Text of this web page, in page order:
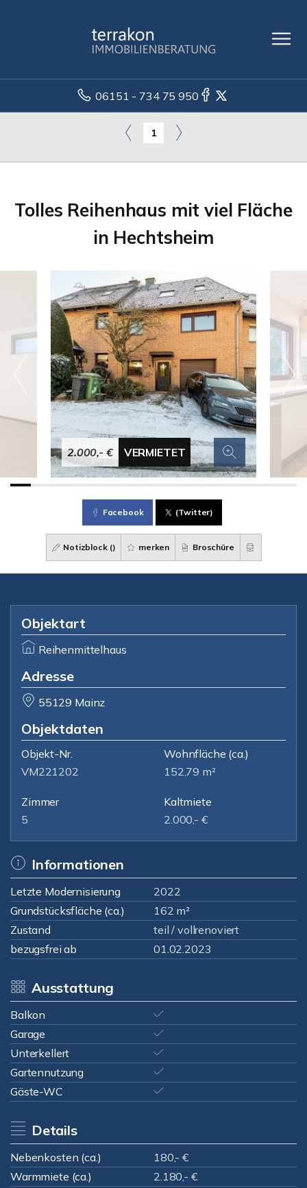
06151 - 734 75 950
1
Tolles Reihenhaus mit viel Fläche
in Hechtsheim
2.000,- € VERMIETET
Facebook (Twitter)
Notizblock () merken Broschüre
Objektart
Reihenmittelhaus
Adresse
55129 Mainz
Objektdaten
Objekt-Nr.
VM221202
Wohnfläche (ca.)
152,79 m²
Zimmer
5
Kaltmiete
2.000,- €
Informationen
Letzte Modernisierung
2022
Grundstücksfläche (ca.)
162 m²
Zustand
teil / vollrenoviert
bezugsfrei ab
01.02.2023
Ausstattung
Balkon
Garage
Unterkellert
Gartennutzung
Gäste-WC
Details
Nebenkosten (ca.)
180,- €
Warmmiete (ca.)
2.180,- €